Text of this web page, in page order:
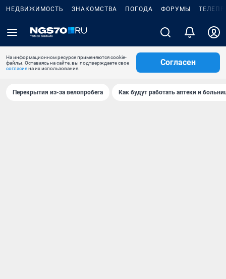
НЕДВИЖИМОСТЬ ЗНАКОМСТВА ПОГОДА ФОРУМЫ
На информационном ресурсе применяются cookie-
файлы. Оставаясь на сайте, вы подтверждаете свое
согласиена их использование.
Согласен
Перекрытия из-за велопробега Как будут работать аптеки и